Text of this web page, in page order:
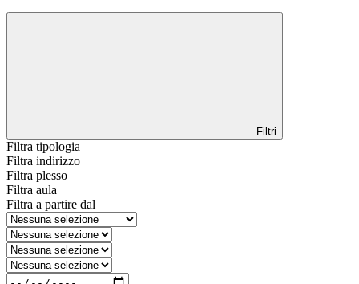
Filtri
Filtra tipologia
Filtra indirizzo
Filtra plesso
Filtra aula
Filtra a partire dal